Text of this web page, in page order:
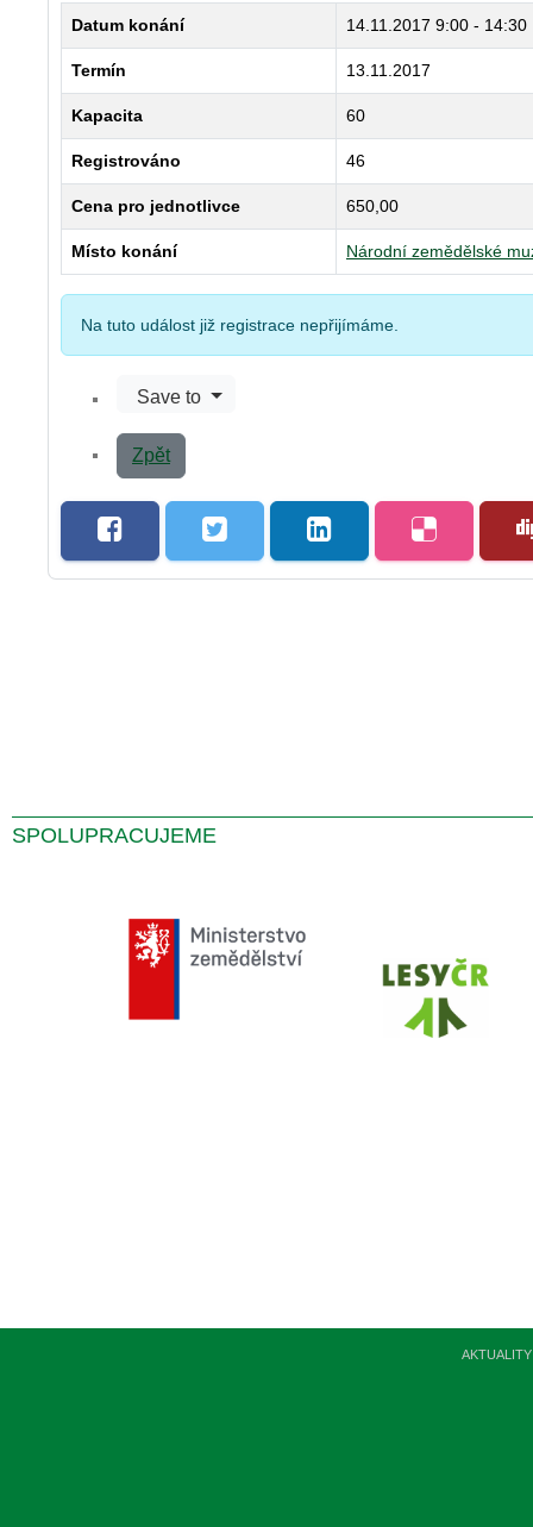
Datum konání 14.11.2017 9:00 - 14:30
Termín 13.11.2017
Kapacita 60
Registrováno 46
Cena pro jednotlivce 650,00
Místo konání Národní zemědělské
Na tuto událost již registrace nepřijímáme.
Save to
Zpět
SPOLUPRACUJEME
AKTUALITY